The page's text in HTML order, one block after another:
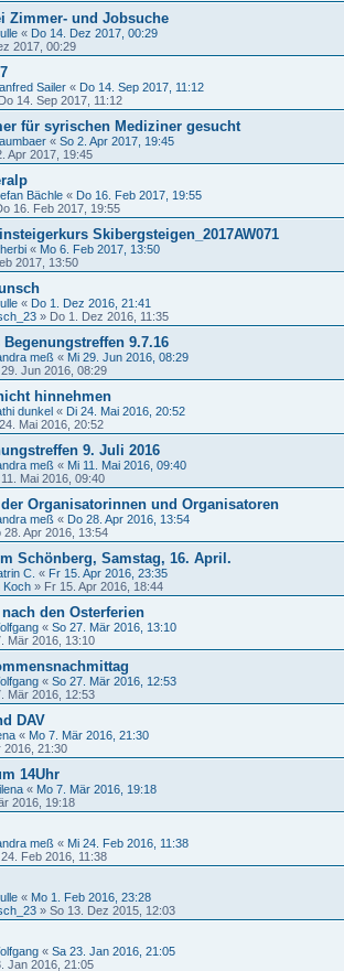
Zimmer- und Jobsuche
« Do 14. Dez 2017, 00:29
2017, 00:29
Sailer « Do 14. Sep 2017, 11:12
Do 14. Sep 2017, 11:12
für syrischen Mediziner gesucht
« So 2. Apr 2017, 19:45
Apr 2017, 19:45
Bächle « Do 16. Feb 2017, 19:55
16. Feb 2017, 19:55
Skibergsteigen_2017AW071
« Mo 6. Feb 2017, 13:50
2017, 13:50
« Do 1. Dez 2016, 21:41
» Do 1. Dez 2016, 11:35
9.7.16
meß « Mi 29. Jun 2016, 08:29
29. Jun 2016, 08:29
hinnehmen
dunkel « Di 24. Mai 2016, 20:52
Mai 2016, 20:52
9. Juli 2016
meß « Mi 11. Mai 2016, 09:40
11. Mai 2016, 09:40
Organisatorinnen und Organisatoren
meß « Do 28. Apr 2016, 13:54
28. Apr 2016, 13:54
Schönberg, Samstag, 16. April.
C. « Fr 15. Apr 2016, 23:35
Koch » Fr 15. Apr 2016, 18:44
den Osterferien
« So 27. Mär 2016, 13:10
Mär 2016, 13:10
« So 27. Mär 2016, 12:53
Mär 2016, 12:53
DAV
« Mo 7. Mär 2016, 21:30
2016, 21:30
14Uhr
« Mo 7. Mär 2016, 19:18
2016, 19:18
meß « Mi 24. Feb 2016, 11:38
24. Feb 2016, 11:38
« Mo 1. Feb 2016, 23:28
» So 13. Dez 2015, 12:03
« Sa 23. Jan 2016, 21:05
Jan 2016, 21:05